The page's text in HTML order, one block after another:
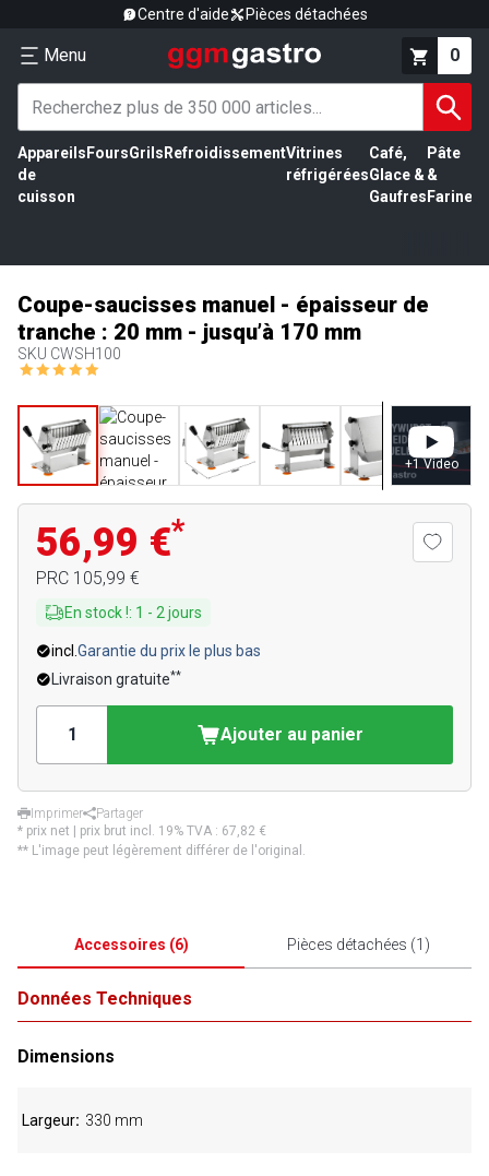
Centre d'aide Pièces détachées
Menu 0
Appareils
de
cuisson
FoursGrils RefroidissementVitrines
réfrigérées
Café,
Glace &
Gaufres
Pâte
&
Farine
Coupe-saucisses manuel - épaisseur de
tranche : 20 mm - jusqu’à 170 mm
SKU CWSH100
+1 Video
56,99 €*
PRC 105,99 €
En stock !: 1 - 2 jours
incl. Garantie du prix le plus bas
Livraison gratuite**
Ajouter au panier
Imprimer
Partager
* prix net | prix brut incl. 19% TVA : 67,82 €
** L'image peut légèrement différer de l'original.
Accessoires (6) Pièces détachées (1 )
Données Techniques
Dimensions
Largeur 330 mm